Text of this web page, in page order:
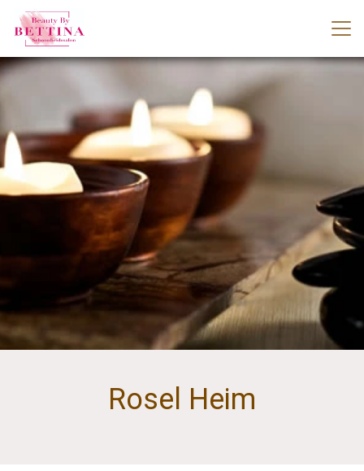
Rosel Heim